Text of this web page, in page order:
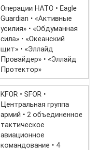
Операции НАТО • Eagle
Guardian • «Активные
усилия» • «Обдуманная
сила» • «Океанский
щит» • «Эллайд
Провайдер» • «Эллайд
Протектор»
KFOR • SFOR •
Центральная группа
армий • 2 объединенное
тактическое
авиационное
командование • 4